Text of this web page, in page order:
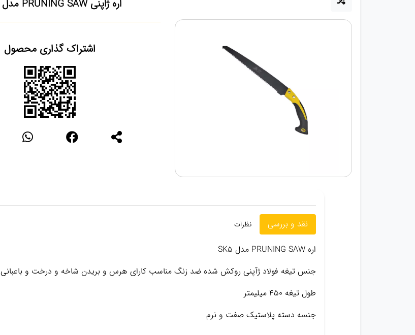
اره ژاپنی PRUNING SAW مدل SK5
اشتراک گذاری محصول
نقد و بررسی نظرات
اره PRUNING SAW مدل SK5
جنس تیغه فولاد ژآپنی روکش شده ضد زنگ مناسب کارای هرس و بریدن شاخه و درخت و باعبانی
طول تیغه 450 میلیمتر
جنسه دسته پلاستیک صفت و نرم